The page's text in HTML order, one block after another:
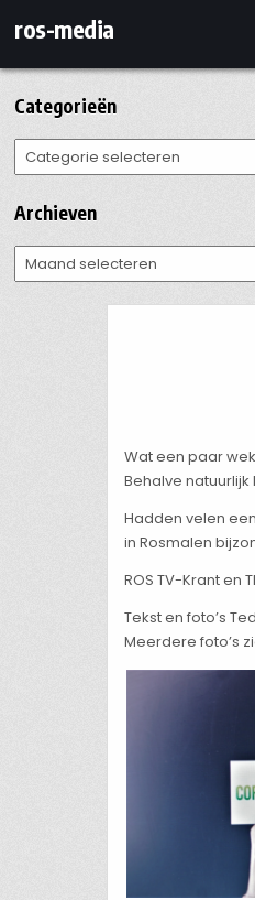
naar
inhoud
ros-media
Categorieën
Categorieën
Archieven
Archieven
Wat een paar
Behalve
Hadden velen
in Rosmalen
ROS TV-Krant en
Tekst en foto’s
Meerdere foto’s